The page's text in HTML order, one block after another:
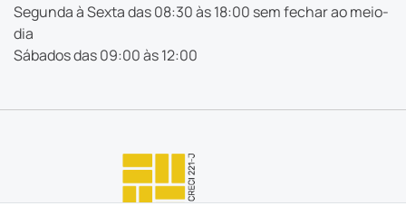
Segunda à Sexta das 08:30 às 18:00 sem fechar ao meio-
dia
Sábados das 09:00 às 12:00